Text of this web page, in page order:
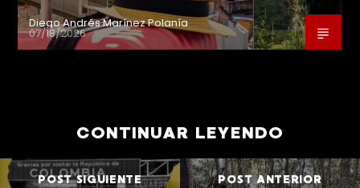
Diego Andrés Marínez Polanía
07/18/2026
CONTINUAR LEYENDO
POST SIGUIENTE POST ANTERIOR